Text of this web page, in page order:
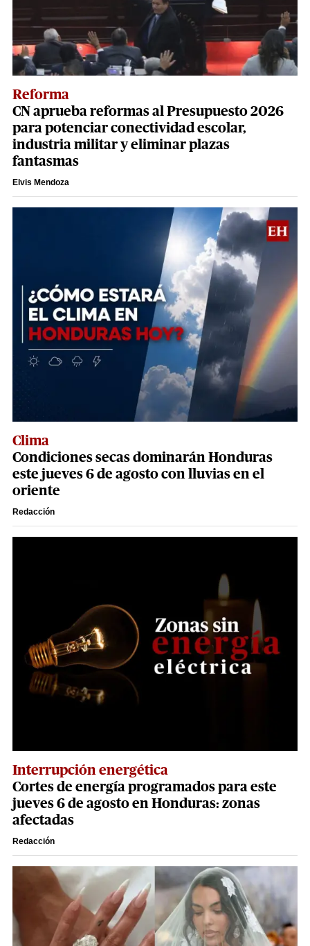
Reforma
CN aprueba reformas al Presupuesto 2026
para potenciar conectividad escolar,
industria militar y eliminar plazas
fantasmas
Elvis Mendoza
Clima
Condiciones secas dominarán Honduras
este jueves 6 de agosto con lluvias en el
oriente
Redacción
Interrupción energética
Cortes de energía programados para este
jueves 6 de agosto en Honduras: zonas
afectadas
Redacción